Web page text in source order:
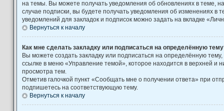
на темы. Вы можете получать уведомления об обновлениях в теме,
случае подписки, вы будете получать уведомления об изменениях в
уведомлений для закладок и подписок можно задать на вкладке
Вернуться к началу
Как мне сделать закладку или подписаться на определённую
Вы можете создать закладку или подписаться на определённую
ссылке в меню «Управление темой», которое находится в верхней и
просмотра тем.
Отметив галочкой пункт «Сообщать мне о получении ответа» при
подпишетесь на соответствующую тему.
Вернуться к началу